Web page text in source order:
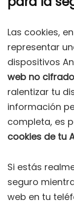
Las cookies,
representar
dispositivos
web no
ralentizar tu
información
completa, es
cookies de tu
Si estás
seguro
web en tu